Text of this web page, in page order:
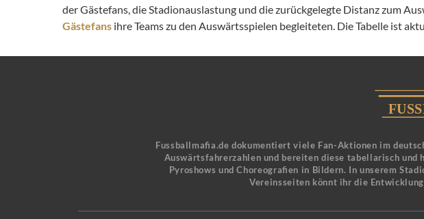
der Gästefans, die Stadionauslastung und die zurückgelegte Distanz zum
Gästefans ihre Teams zu den Auswärtsspielen begleiteten. Die Tabelle ist
Fussballmafia.de dokumentiert viele Fan-Aktionen im
Auswärtsfahrerzahlen und bereiten diese tabellarisch und
Pyroshows und Choreografien in Bildern. In unserem
Vereinsseiten könnt ihr die